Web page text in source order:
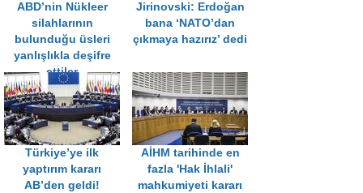
ABD’nin Nükleer
silahlarının
bulunduğu üsleri
yanlışlıkla deşifre
ettiler
Jirinovski: Erdoğan
bana ‘NATO’dan
çıkmaya hazırız’ dedi
Türkiye’ye ilk
yaptırım kararı
AB’den geldi!
AİHM tarihinde en
fazla 'Hak İhlali'
mahkumiyeti kararı